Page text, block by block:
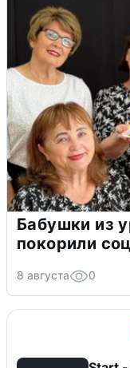
Бабушки из
покорили
8 августа 0